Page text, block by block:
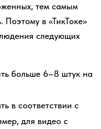
тем самым
Поэтому в «ТикТоке»
следующих
больше 6–8 штук на
в соответствии с
для видео с